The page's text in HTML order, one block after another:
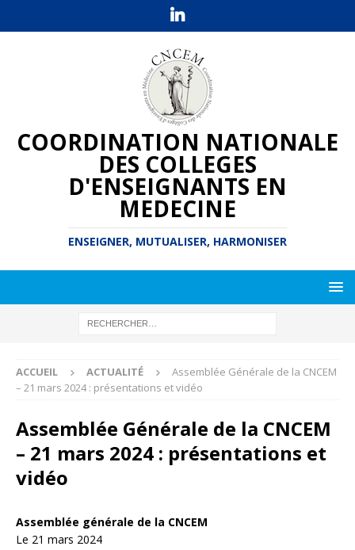
COORDINATION NATIONALE
DES COLLEGES
D'ENSEIGNANTS EN
MEDECINE
ENSEIGNER, MUTUALISER, HARMONISER
ACCUEIL ACTUALITÉ
Assemblée Générale de la CNCEM
– 21 mars 2024 : présentations et vidéo
Assemblée Générale de la CNCEM
– 21 mars 2024 : présentations et
vidéo
Assemblée générale de la CNCEM
Le 21 mars 2024